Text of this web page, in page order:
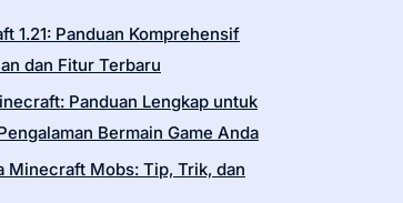
1.21: Panduan Komprehensif
dan Fitur Terbaru
Panduan Lengkap untuk
Bermain Game Anda
Minecraft Mobs: Tip, Trik, dan